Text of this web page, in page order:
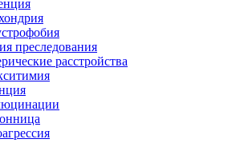
преследования
расстройства